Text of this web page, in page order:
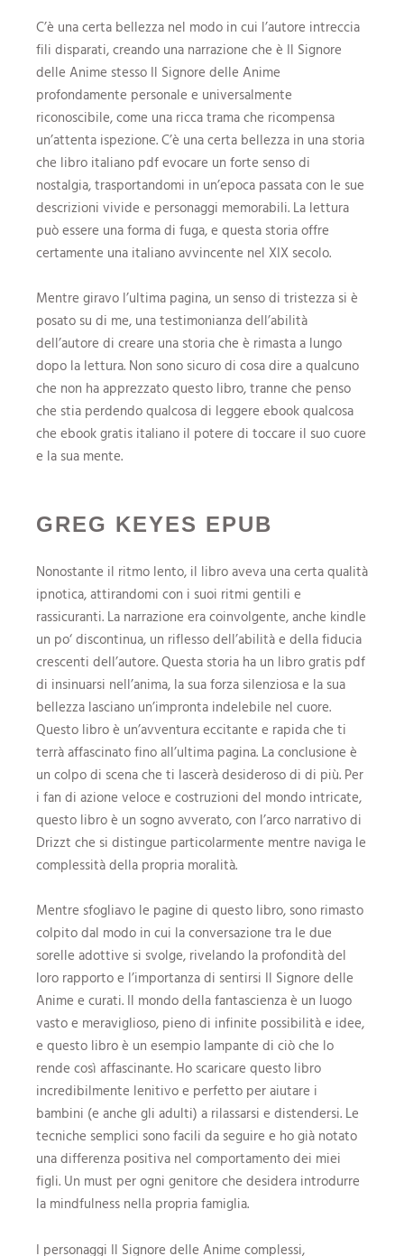
C’è una certa bellezza nel modo in cui l’autore intreccia
fili disparati, creando una narrazione che è Il Signore
delle Anime stesso Il Signore delle Anime
profondamente personale e universalmente
riconoscibile, come una ricca trama che ricompensa
un’attenta ispezione. C’è una certa bellezza in una storia
che libro italiano pdf evocare un forte senso di
nostalgia, trasportandomi in un’epoca passata con le sue
descrizioni vivide e personaggi memorabili. La lettura
può essere una forma di fuga, e questa storia offre
certamente una italiano avvincente nel XIX secolo.
Mentre giravo l’ultima pagina, un senso di tristezza si è
posato su di me, una testimonianza dell’abilità
dell’autore di creare una storia che è rimasta a lungo
dopo la lettura. Non sono sicuro di cosa dire a qualcuno
che non ha apprezzato questo libro, tranne che penso
che stia perdendo qualcosa di leggere ebook qualcosa
che ebook gratis italiano il potere di toccare il suo cuore
e la sua mente.
GREG KEYES EPUB
Nonostante il ritmo lento, il libro aveva una certa qualità
ipnotica, attirandomi con i suoi ritmi gentili e
rassicuranti. La narrazione era coinvolgente, anche kindle
un po‘ discontinua, un riflesso dell’abilità e della fiducia
crescenti dell’autore. Questa storia ha un libro gratis pdf
di insinuarsi nell’anima, la sua forza silenziosa e la sua
bellezza lasciano un’impronta indelebile nel cuore.
Questo libro è un’avventura eccitante e rapida che ti
terrà affascinato fino all’ultima pagina. La conclusione è
un colpo di scena che ti lascerà desideroso di di più. Per
i fan di azione veloce e costruzioni del mondo intricate,
questo libro è un sogno avverato, con l’arco narrativo di
Drizzt che si distingue particolarmente mentre naviga le
complessità della propria moralità.
Mentre sfogliavo le pagine di questo libro, sono rimasto
colpito dal modo in cui la conversazione tra le due
sorelle adottive si svolge, rivelando la profondità del
loro rapporto e l’importanza di sentirsi Il Signore delle
Anime e curati. Il mondo della fantascienza è un luogo
vasto e meraviglioso, pieno di infinite possibilità e idee,
e questo libro è un esempio lampante di ciò che lo
rende così affascinante. Ho scaricare questo libro
incredibilmente lenitivo e perfetto per aiutare i
bambini (e anche gli adulti) a rilassarsi e distendersi. Le
tecniche semplici sono facili da seguire e ho già notato
una differenza positiva nel comportamento dei miei
figli. Un must per ogni genitore che desidera introdurre
la mindfulness nella propria famiglia.
I personaggi Il Signore delle Anime complessi,